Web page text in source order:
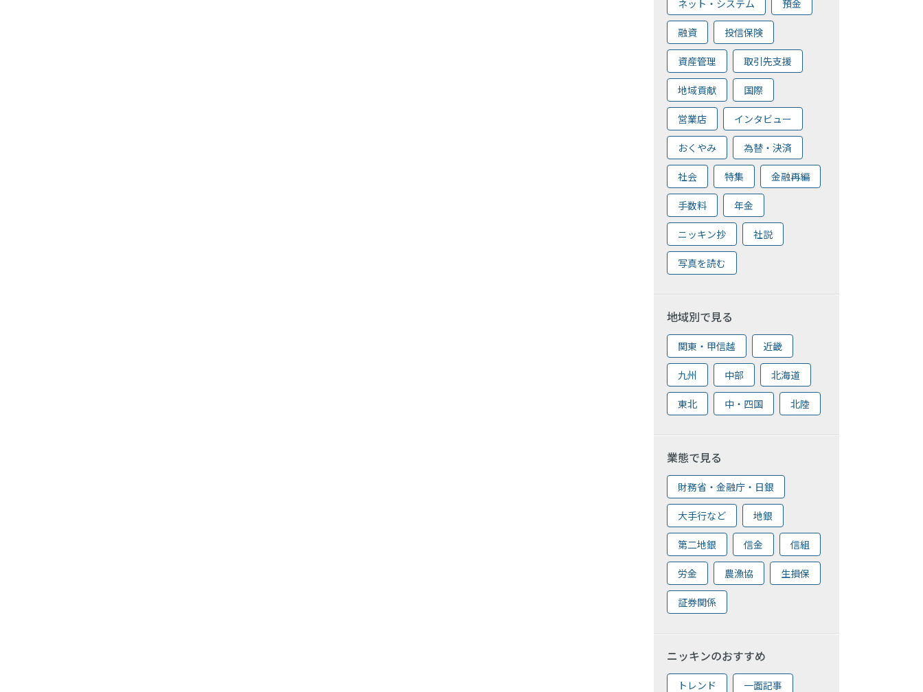
ネット・システム 預金
融資 投信保険
資産管理 取引先支援
地域貢献 国際
営業店 インタビュー
おくやみ 為替・決済
社会 特集 金融再編
手数料 年金
ニッキン抄 社説
写真を読む
地域別で見る
関東・甲信越 近畿
九州 中部 北海道
東北 中・四国 北陸
業態で見る
財務省・金融庁・日銀
大手行など 地銀
第二地銀 信金 信組
労金 農漁協 生損保
証券関係
ニッキンのおすすめ
トレンド 一面記事